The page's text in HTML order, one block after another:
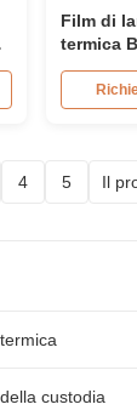
Film di
termica
Film di
opaco
4 5 Il
custodia